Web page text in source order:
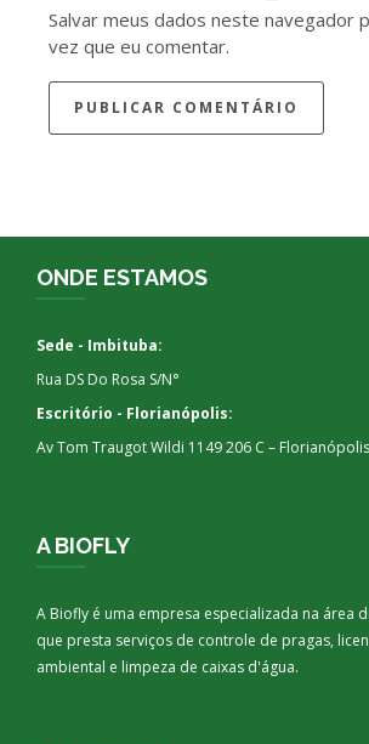
Salvar meus dados neste navegador
vez que eu comentar.
ONDE ESTAMOS
Sede - Imbituba:
Rua DS Do Rosa S/N°
Escritório - Florianópolis:
Av Tom Traugot Wildi 1149 206 C – Florianópolis
A BIOFLY
A Biofly é uma empresa especializada na área
que presta serviços de controle de pragas,
ambiental e limpeza de caixas d'água.